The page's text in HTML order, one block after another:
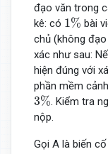
đạo văn trong
kê: có 1%
1% bài
chủ (không
xác như sau:
hiện đúng với
phần mềm
3%
3%. Kiểm tra
nộp.
Gọi A là biến